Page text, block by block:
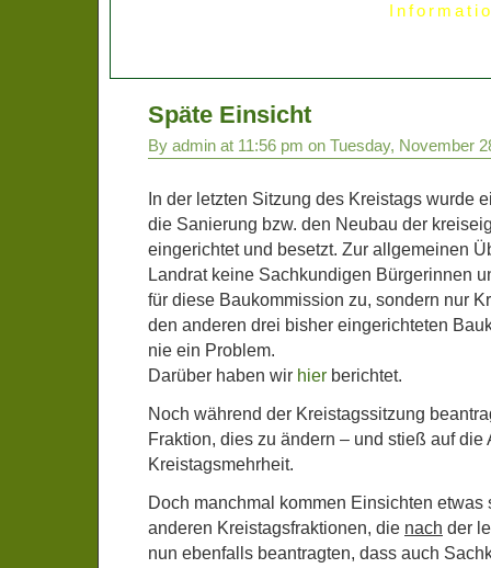
Späte Einsicht
By admin at 11:56 pm on Tuesday, November
In der letzten Sitzung des Kreistags wurde
die Sanierung bzw. den Neubau der
eingerichtet und besetzt. Zur allgemeinen
Landrat keine Sachkundigen Bürgerinnen
für diese Baukommission zu, sondern nur
den anderen drei bisher eingerichteten
nie ein Problem.
Darüber haben wir hier berichtet.
Noch während der Kreistagssitzung
Fraktion, dies zu ändern – und stieß auf
Kreistagsmehrheit.
Doch manchmal kommen Einsichten etwas
anderen Kreistagsfraktionen, die nach der
nun ebenfalls beantragten, dass auch